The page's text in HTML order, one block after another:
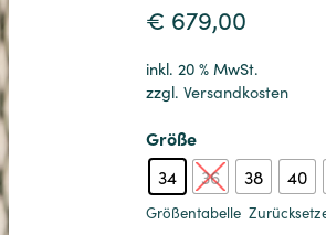
€ 679,00
inkl. 20 % MwSt.
zzgl.Versandkosten
Größe
34
36 38 40
Größentabelle